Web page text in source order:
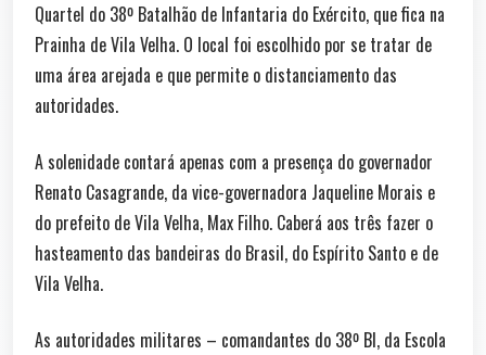
Quartel do 38º Batalhão de Infantaria do Exército, que fica na
Prainha de Vila Velha. O local foi escolhido por se tratar de
uma área arejada e que permite o distanciamento das
autoridades.
A solenidade contará apenas com a presença do governador
Renato Casagrande, da vice-governadora Jaqueline Morais e
do prefeito de Vila Velha, Max Filho. Caberá aos três fazer o
hasteamento das bandeiras do Brasil, do Espírito Santo e de
Vila Velha.
As autoridades militares – comandantes do 38º BI, da Escola